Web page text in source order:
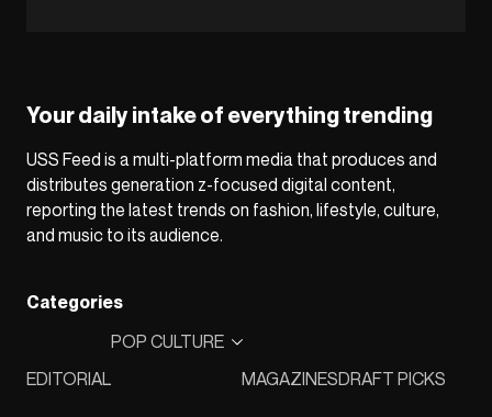
Your daily intake of everything trending
USS Feed is a multi-platform media that produces and
distributes generation z-focused digital content,
reporting the latest trends on fashion, lifestyle, culture,
and music to its audience.
Categories
EDITORIAL
POP CULTURE
MAGAZINESDRAFT PICKS